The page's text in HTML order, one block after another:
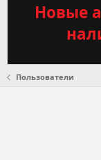
Новые
Пользователи